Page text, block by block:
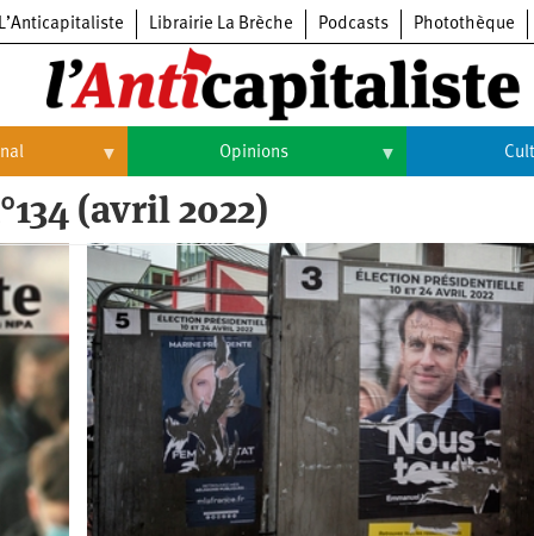
L’Anticapitaliste Librairie La Brèche Podcasts Photothèque
Opinions
Opinions
Histoire
Cinéma
Expositions
Livres
Musique
(avril 2022)